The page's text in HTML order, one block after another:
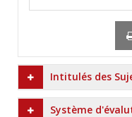
Intitulés des
Système